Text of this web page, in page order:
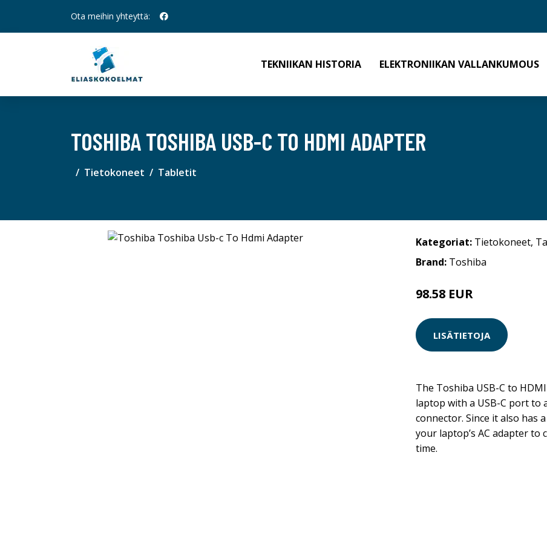
Ota meihin yhteyttä:
TEKNIIKAN HISTORIA ELEKTRONIIKAN VALLANKUMOUS
TOSHIBA TOSHIBA USB-C TO HDMI ADAPTER
Tietokoneet Tabletit
Kategoriat: Tietokoneet,
Brand: Toshiba
98.58 EUR
LISÄTIETOJA
The Toshiba USB-C to
laptop with a USB-C port to
connector. Since it also has
your laptop’s AC adapter
time.